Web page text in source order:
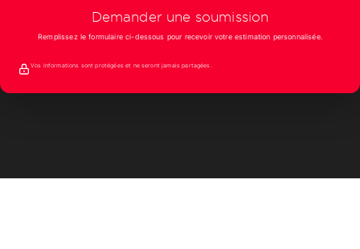
Demander une soumission
Remplissez le formulaire ci-dessous pour recevoir votre estimation personnalisée.
Vos informations sont protégées et ne seront jamais partagées.